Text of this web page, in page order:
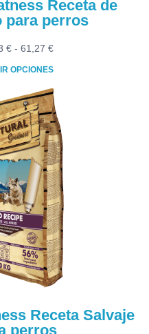
Receta de
para perros
€ - 61,27 €Rango
desde
17,03 €
hasta
61,27 €
OPCIONES
producto
tiene
múltiples
variantes.
Las
opciones
se
pueden
elegir
en
la
página
Receta Salvaje
perros